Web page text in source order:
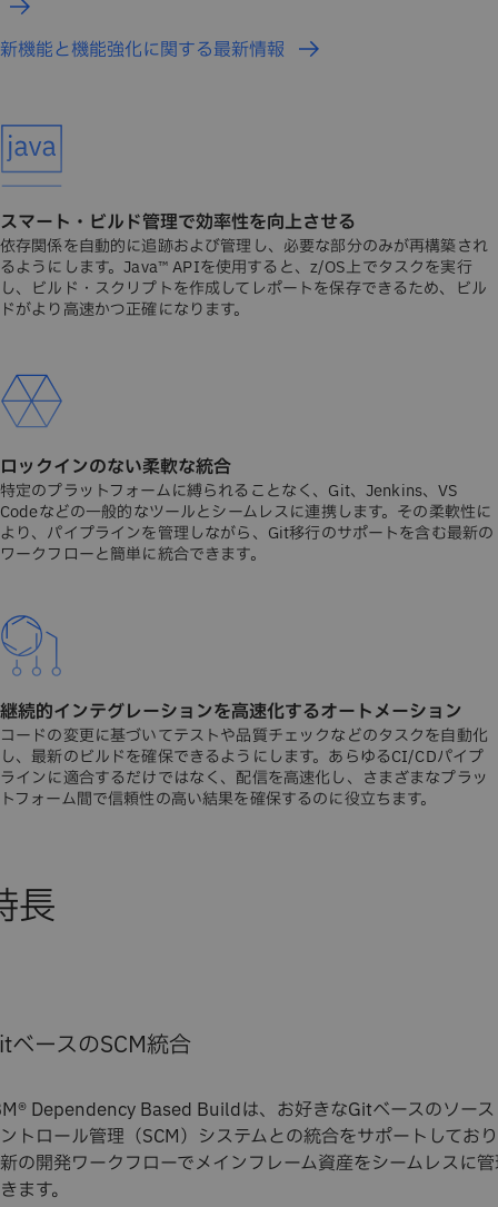
新機能と機能強化に関する最新情報
スマート・ビルド管理で効率性を向上させる
依存関係を自動的に追跡および管理し、必要な部分のみが再構築され
るようにします。Java™ APIを使用すると、z/OS上でタスクを実行
し、ビルド・スクリプトを作成してレポートを保存できるため、ビル
ドがより高速かつ正確になります。
ロックインのない柔軟な統合
特定のプラットフォームに縛られることなく、Git、Jenkins、VS
Codeなどの一般的なツールとシームレスに連携します。その柔軟性に
より、パイプラインを管理しながら、Git移行のサポートを含む最新の
ワークフローと簡単に統合できます。
継続的インテグレーションを高速化するオートメーション
コードの変更に基づいてテストや品質チェックなどのタスクを自動化
し、最新のビルドを確保できるようにします。あらゆるCI/CDパイプ
ラインに適合するだけではなく、配信を高速化し、さまざまなプラッ
トフォーム間で信頼性の高い結果を確保するのに役立ちます。
長
ベースのSCM統合
Dependency Based Buildは、お好きなGitベースのソー
トロール管理（SCM）システムとの統合をサポートしてお
の開発ワークフローでメインフレーム資産をシームレスに
ます。